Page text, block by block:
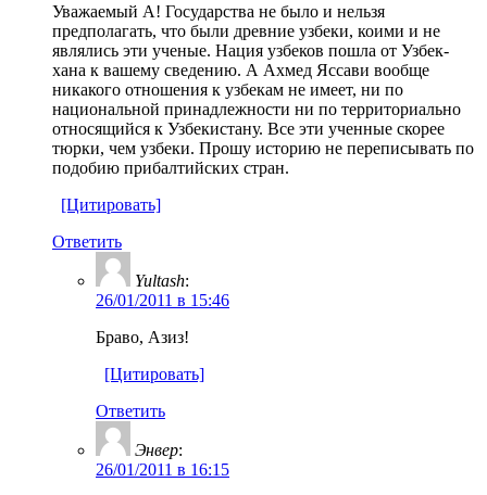
Уважаемый A! Государства не было и нельзя
предполагать, что были древние узбеки, коими и не
являлись эти ученые. Нация узбеков пошла от Узбек-
хана к вашему сведению. А Ахмед Яссави вообще
никакого отношения к узбекам не имеет, ни по
национальной принадлежности ни по территориально
относящийся к Узбекистану. Все эти ученные скорее
тюрки, чем узбеки. Прошу историю не переписывать по
подобию прибалтийских стран.
[Цитировать]
Ответить
Yultash:
26/01/2011 в 15:46
Браво, Азиз!
[Цитировать]
Ответить
Энвер:
26/01/2011 в 16:15